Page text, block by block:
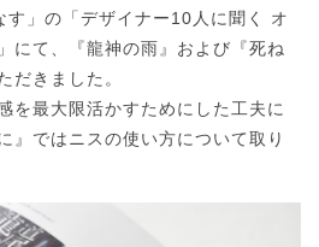
す」の「デザイナー10人に聞く オ
にて、『龍神の雨』および『死ね
だきました。
を最大限活かすためにした工夫に
』ではニスの使い方について取り